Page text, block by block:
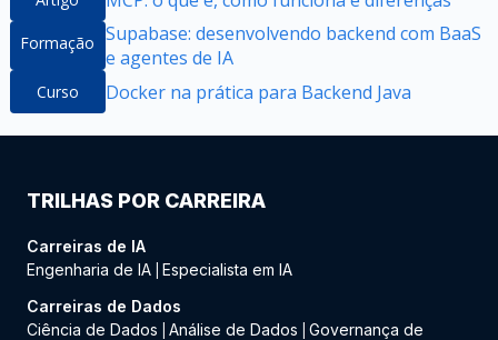
Formação Supabase: desenvolvendo backend com BaaS
e agentes de IA
Curso Docker na prática para Backend Java
TRILHAS POR CARREIRA
Carreiras de IA
Engenharia de IA Especialista em IA
Carreiras de Dados
Ciência de Dados
Análise de Dados
Governança de